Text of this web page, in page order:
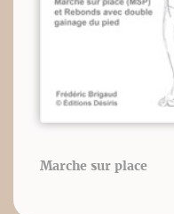
Marche sur place